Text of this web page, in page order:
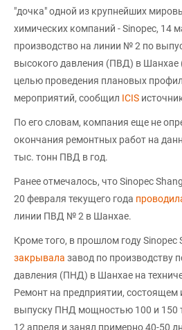
"дочка" одной из крупнейших
химических компаний - Sinopec, 14
производство на линии № 2 по
высокого давления (ПВД) в Шанхае
целью проведения плановых
мероприятий, сообщил ICIS
По его словам, компания еще не
окончания ремонтных работ на
тыс. тонн ПВД в год.
Ранее отмечалось, что Sinopec
20 февраля текущего года
линии ПВД № 2 в Шанхае.
Кроме того, в прошлом году Sinopec
закрывала завод по производству
давления (ПНД) в Шанхае на
Ремонт на предприятии, состоящем
выпуску ПНД мощностью 100 и 150
12 апреля и занял примерно 40-50